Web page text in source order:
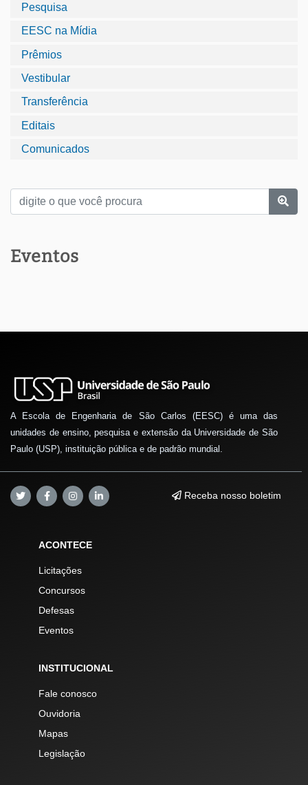
Pesquisa
EESC na Mídia
Prêmios
Vestibular
Transferência
Editais
Comunicados
Eventos
A Escola de Engenharia de São Carlos (EESC) é uma das
unidades de ensino, pesquisa e extensão da Universidade de São
Paulo (USP), instituição pública e de padrão mundial.
Receba nosso boletim
ACONTECE
Licitações
Concursos
Defesas
Eventos
INSTITUCIONAL
Fale conosco
Ouvidoria
Mapas
Legislação